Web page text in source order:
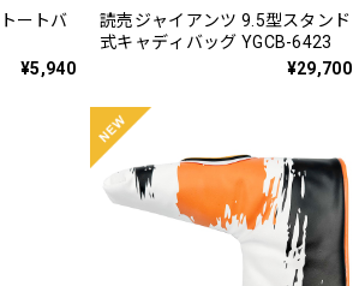
ートバ
¥5,940
読売ジャイアンツ 9.5型スタンド
式キャディバッグ YGCB-6423
¥29,700